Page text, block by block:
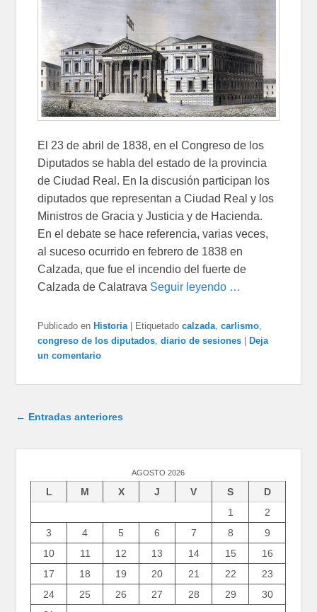
El 23 de abril de 1838, en el Congreso de los
Diputados se habla del estado de la provincia
de Ciudad Real. En la discusión participan los
diputados que representan a Ciudad Real y los
Ministros de Gracia y Justicia y de Hacienda.
En el debate se hace referencia, varias veces,
al suceso ocurrido en febrero de 1838 en
Calzada, que fue el incendio del fuerte de
Calzada de Calatrava Seguir leyendo …
Publicado en Historia Etiquetado calzada,carlismo,
congreso de los diputados,diario de sesiones
Deja
un comentario
Navegación de entradas
← Entradas anteriores
AGOSTO 2026
L M X J V S
D
1
2
3
4 5 6 7 8
9
10
11 12 13 14 15
16
17
18 19 20 21 22
23
24
25 26 27 28 29
30